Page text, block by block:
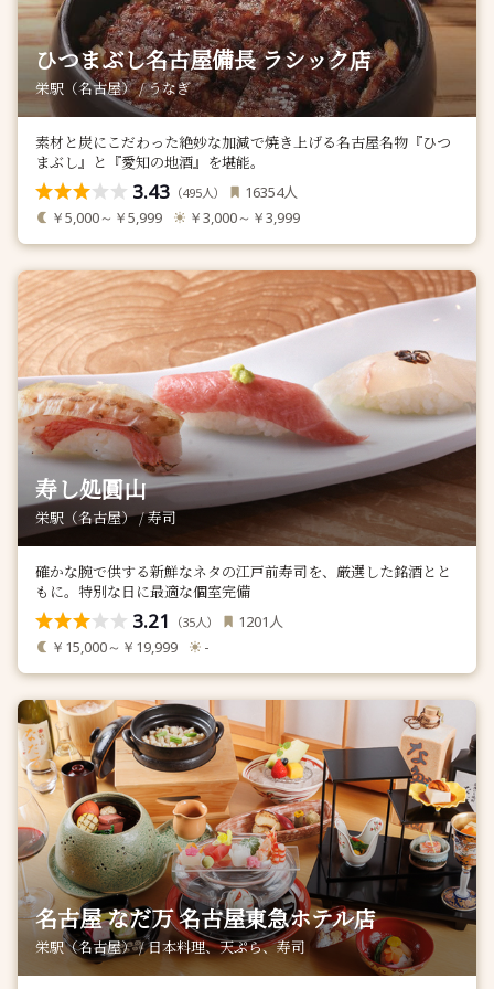
ひつまぶし名古屋備長 ラシック店
栄駅（名古屋） / うなぎ
素材と炭にこだわった絶妙な加減で焼き上げる名古屋名物『ひつ
まぶし』と『愛知の地酒』を堪能。
3.43 （495人） 16354人
￥5,000～￥5,999 ￥3,000～￥3,999
寿し処圓山
栄駅（名古屋） / 寿司
確かな腕で供する新鮮なネタの江戸前寿司を、厳選した銘酒とと
もに。特別な日に最適な個室完備
3.21 （35人） 1201 人
￥15,000～￥19,999 -
名古屋 なだ万 名古屋東急ホテル店
栄駅（名古屋） / 日本料理、天ぷら、寿司